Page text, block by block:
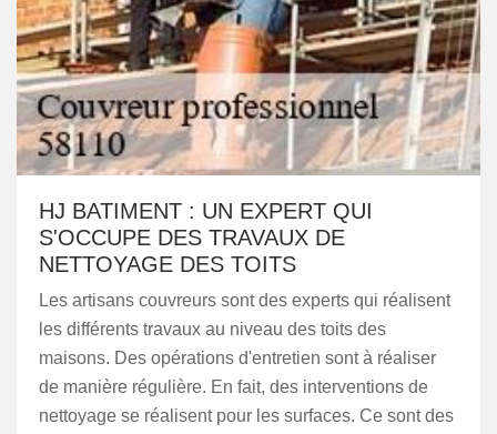
HJ BATIMENT : UN EXPERT QUI
S'OCCUPE DES TRAVAUX DE
NETTOYAGE DES TOITS
Les artisans couvreurs sont des experts qui réalisent
les différents travaux au niveau des toits des
maisons. Des opérations d'entretien sont à réaliser
de manière régulière. En fait, des interventions de
nettoyage se réalisent pour les surfaces. Ce sont des